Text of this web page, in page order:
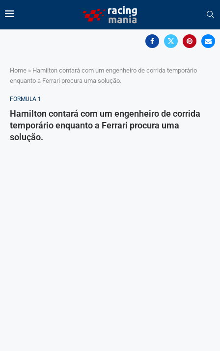
Home » Hamilton contará com um engenheiro de corrida temporário
enquanto a Ferrari procura uma solução.
FORMULA 1
Hamilton contará com um engenheiro de corrida
temporário enquanto a Ferrari procura uma
solução.